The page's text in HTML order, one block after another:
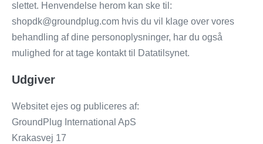
slettet. Henvendelse herom kan ske til:
shopdk@groundplug.com hvis du vil klage over vores
behandling af dine personoplysninger, har du også
mulighed for at tage kontakt til Datatilsynet.
Udgiver
Websitet ejes og publiceres af:
GroundPlug International ApS
Krakasvej 17